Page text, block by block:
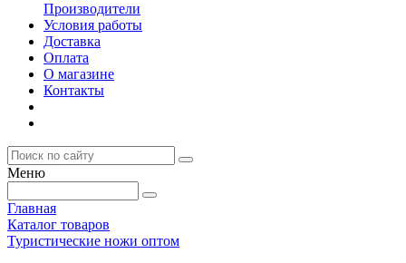
Производители
Условия работы
Доставка
Оплата
О магазине
Контакты
Меню
Главная
Каталог товаров
Туристические ножи оптом